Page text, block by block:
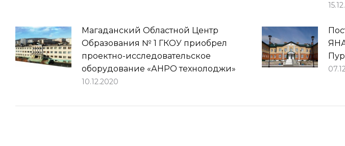
Магаданский Областной Центр
Образования № 1 ГКОУ приобрел
проектно-исследовательское
оборудование «АНРО технолоджи»
10.12.2020